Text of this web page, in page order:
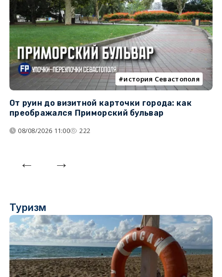
история Севастополя
От руин до визитной карточки города: как
преображался Приморский бульвар
08/08/2026 11:00 222
Туризм